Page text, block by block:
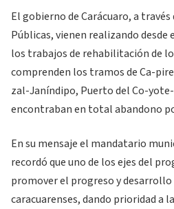
El gobierno de Carácuaro, a
Públicas, vienen realizando des­de
los trabajos de rehabilitación de
comprenden los tramos de Ca-
zal-Janíndipo, Puerto del Co-
encontraban en total abandono
En su mensaje el mandatario
recordó que uno de los ejes del
promover el progreso y
caracuarenses, dando prioridad a